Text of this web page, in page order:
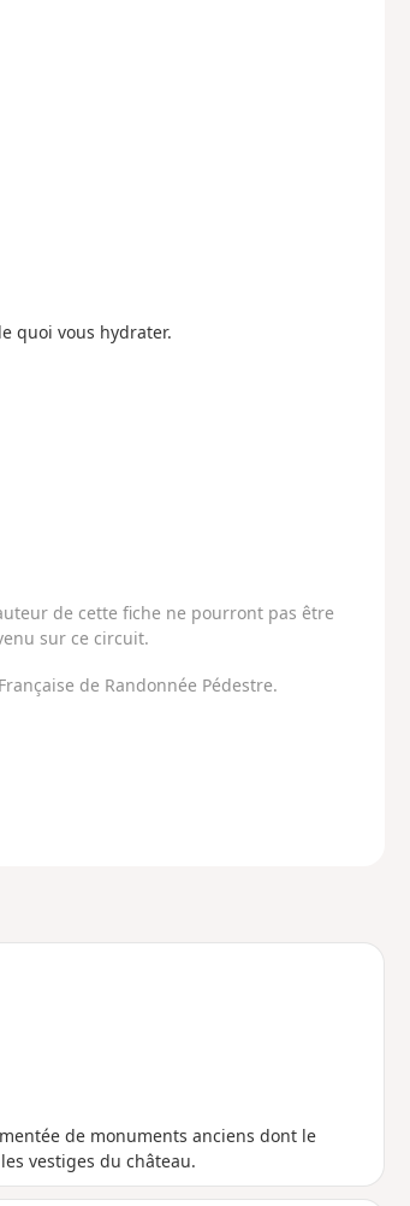
quoi vous hydrater.
de cette fiche ne pourront pas être
sur ce circuit.
de Randonnée Pédestre.
de monuments anciens dont le
vestiges du château.